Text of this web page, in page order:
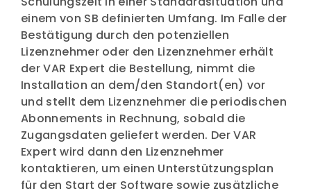
einem von SB definierten Umfang. Im Falle der
Bestätigung durch den potenziellen
Lizenznehmer oder den Lizenznehmer erhält
der VAR Expert die Bestellung, nimmt die
Installation an dem/den Standort(en) vor
und stellt dem Lizenznehmer die periodischen
Abonnements in Rechnung, sobald die
Zugangsdaten geliefert werden. Der VAR
Expert wird dann den Lizenznehmer
kontaktieren, um einen Unterstützungsplan
für den Start der Software sowie zusätzliche